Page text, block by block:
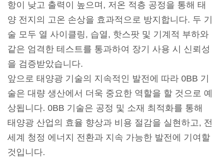
항이 낮고 출력이 높으며, 저온 적층 공정을 통해 태
양 전지의 고온 손상을 효과적으로 방지합니다. 두 기
술 모두 열 사이클링, 습열, 핫스팟 및 기계적 부하와
같은 엄격한 테스트를 통과하여 장기 사용 시 신뢰성
을 검증받았습니다.
앞으로 태양광 기술의 지속적인 발전에 따라 0BB 기
술은 대량 생산에서 더욱 중요한 역할을 할 것으로 예
상됩니다. 0BB 기술은 공정 및 소재 최적화를 통해
태양광 산업의 효율 향상과 비용 절감을 실현하고, 전
세계 청정 에너지 전환과 지속 가능한 발전에 기여할
것입니다.